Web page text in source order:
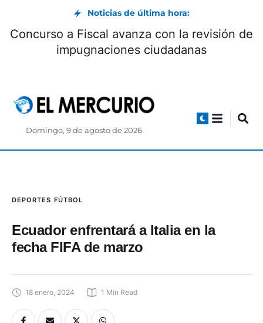
Noticias de última hora:
Valencia es nuevo jugador de Boca
Juniors hasta 2027
Domingo, 9 de agosto de 2026
DEPORTES FÚTBOL
Ecuador enfrentará a Italia en la
fecha FIFA de marzo
18 enero, 2024 1 Min Read